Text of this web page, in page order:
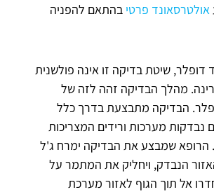
אולטרסאונד פרטי בהתאם להפניה
דופלר, שיטת בדיקה זו אינה פולשנית
מהלך הבדיקה זהה לזה של
הבדיקה מתבצעת בדרך כלל
נבדקות מערכות ורידים המצריכות
הרופא שמבצע את הבדיקה ימרח ג'ל
הנבדק, ויחליק את המתמר על
אל תוך הגוף לאזור מערכת